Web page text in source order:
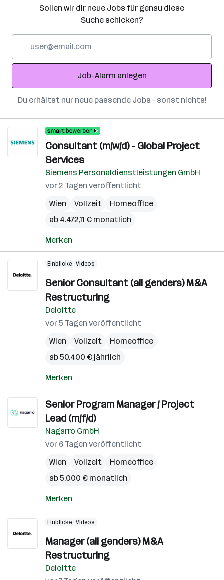
Sollen wir dir neue Jobs für genau diese
Suche schicken?
Adresse
Job-Alarm anlegen
Du erhältst nur neue passende Jobs – sonst nichts!
Consultant (m/w/d) - Global Project
Services
Siemens Personaldienstleistungen GmbH
vor 2 Tagen veröffentlicht
Wien
Vollzeit
Homeoffice
ab 4.472,11 € monatlich
Merken
Einblicke Videos
Senior Consultant (all genders) M&A
Restructuring
Deloitte
vor 5 Tagen veröffentlicht
Wien
Vollzeit
Homeoffice
ab 50.400 € jährlich
Merken
Senior Program Manager / Project
Lead (m/f/d)
Nagarro GmbH
vor 6 Tagen veröffentlicht
Wien
Vollzeit
Homeoffice
ab 5.000 € monatlich
Merken
Einblicke Videos
Manager (all genders) M&A
Restructuring
Deloitte